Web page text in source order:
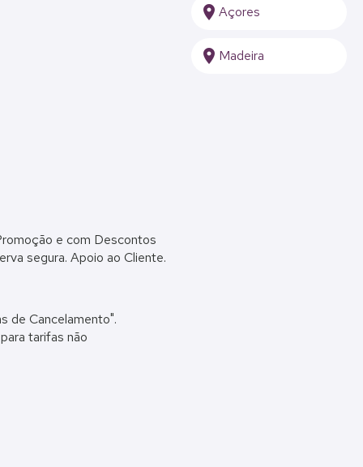
location_on Açores
location_on Madeira
e com Descontos
segura. Apoio ao Cliente.
de Cancelamento".
tarifas não